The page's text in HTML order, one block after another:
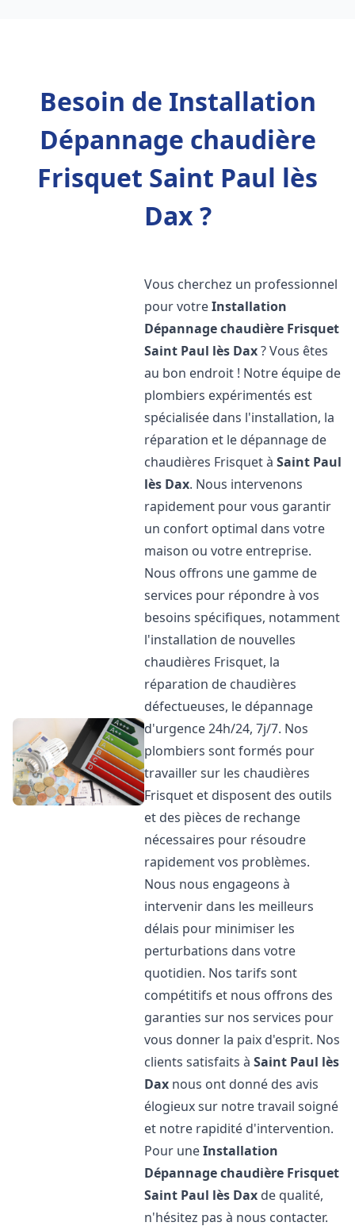
Besoin de Installation
Dépannage chaudière
Frisquet Saint Paul lès
Dax ?
Vous cherchez un professionnel
pour votreInstallation
Dépannage chaudière Frisquet
Saint Paul lès Dax? Vous êtes
au bon endroit ! Notre équipe de
plombiers expérimentés est
spécialisée dans l'installation, la
réparation et le dépannage de
chaudières Frisquet àSaint Paul
lès Dax. Nous intervenons
rapidement pour vous garantir
un confort optimal dans votre
maison ou votre entreprise.
Nous offrons une gamme de
services pour répondre à vos
besoins spécifiques, notamment
l'installation de nouvelles
chaudières Frisquet, la
réparation de chaudières
défectueuses, le dépannage
d'urgence 24h/24, 7j/7. Nos
plombiers sont formés pour
travailler sur les chaudières
Frisquet et disposent des outils
et des pièces de rechange
nécessaires pour résoudre
rapidement vos problèmes.
Nous nous engageons à
intervenir dans les meilleurs
délais pour minimiser les
perturbations dans votre
quotidien. Nos tarifs sont
compétitifs et nous offrons des
garanties sur nos services pour
vous donner la paix d'esprit. Nos
clients satisfaits àSaint Paul lès
Dax nous ont donné des avis
élogieux sur notre travail soigné
et notre rapidité d'intervention.
Pour uneInstallation
Dépannage chaudière Frisquet
Saint Paul lès Dax de qualité,
n'hésitez pas à nous contacter.